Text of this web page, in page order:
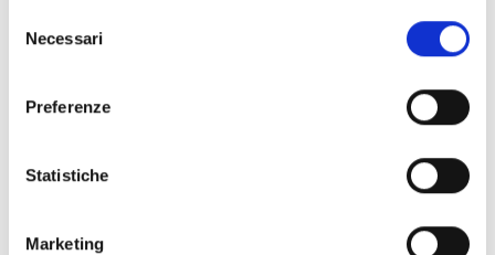
delNecessari
Preferenze
Statistiche
Marketing